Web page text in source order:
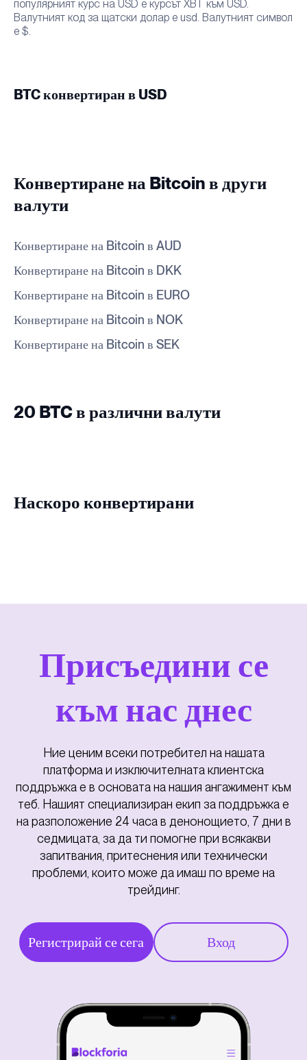
популярният курс на USD е курсът XBT към USD.
Валутният код за щатски долар е usd. Валутният символ
е $.
BTC конвертиран в USD
Конвертиране на Bitcoin в други
валути
Конвертиране на Bitcoin в AUD
Конвертиране на Bitcoin в DKK
Конвертиране на Bitcoin в EURO
Конвертиране на Bitcoin в NOK
Конвертиране на Bitcoin в SEK
20 BTC в различни валути
Наскоро конвертирани
Присъедини се
към нас днес
Ние ценим всеки потребител на нашата
платформа и изключителната клиентска
поддръжка е в основата на нашия ангажимент към
теб. Нашият специализиран екип за поддръжка е
на разположение 24 часа в денонощието, 7 дни в
седмицата, за да ти помогне при всякакви
запитвания, притеснения или технически
проблеми, които може да имаш по време на
трейдинг.
Регистрирай се сега Вход